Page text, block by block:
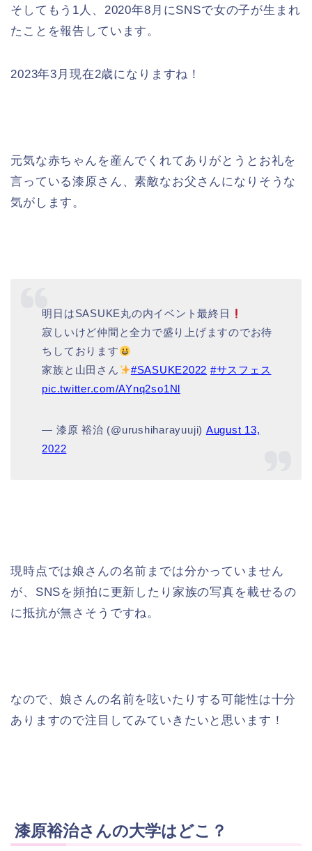
そしてもう1人、2020年8月にSNSで女の子が生まれ
たことを報告しています。
2023年3月現在2歳になりますね！
元気な赤ちゃんを産んでくれてありがとうとお礼を
言っている漆原さん、素敵なお父さんになりそうな
気がします。
明日はSASUKE丸の内イベント最終日
寂しいけど仲間と全力で盛り上げますのでお待
ちしております
家族と山田さん
#SASUKE2022 #サスフェス
pic.twitter.com/AYnq2so1Nl
— 漆原 裕治 (@urushiharayuuji) August 13,
2022
現時点では娘さんの名前までは分かっていません
が、SNSを頻拍に更新したり家族の写真を載せるの
に抵抗が無さそうですね。
なので、娘さんの名前を呟いたりする可能性は十分
ありますので注目してみていきたいと思います！
漆原裕治さんの大学はどこ？